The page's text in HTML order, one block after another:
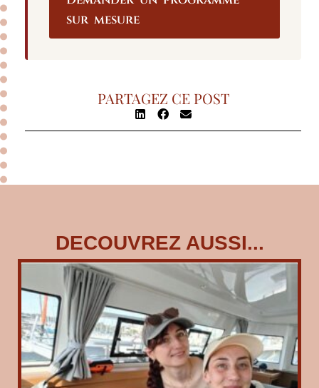
sur mesure
PARTAGEZ CE POST
DECOUVREZ AUSSI...